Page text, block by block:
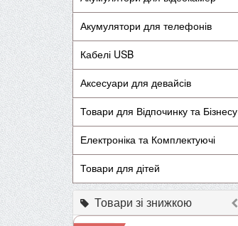
Акумулятори для телефонів
Кабелі USB
Аксесуари для девайсів
Товари для Відпочинку та Бізнесу
Електроніка та Комплектуючі
Товари для дітей
Товари зі знижкою